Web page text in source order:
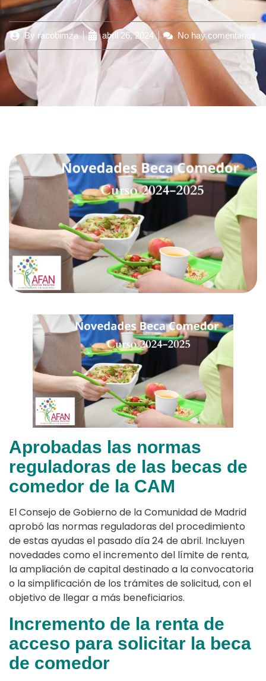
By racobimza abril 26, 2024 No hay comentarios
Aprobadas las normas
reguladoras de las becas de
comedor de la CAM
El Consejo de Gobierno de la Comunidad de Madrid
aprobó las normas reguladoras del procedimiento
de estas ayudas el pasado día 24 de abril. Incluyen
novedades como el incremento del límite de renta,
la ampliación de capital destinado a la convocatoria
o la simplificación de los trámites de solicitud, con el
objetivo de llegar a más beneficiarios.
Incremento de la renta de
acceso para solicitar la beca
de comedor